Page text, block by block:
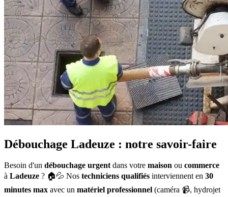
Débouchage Ladeuze : notre savoir-faire
Besoin d'un débouchage urgentdans votre maison ou commerce
à Ladeuze ? 🏠💦 Nos techniciens qualifiés interviennent en 30
minutes max avec un matériel professionnel (caméra 📹, hydrojet